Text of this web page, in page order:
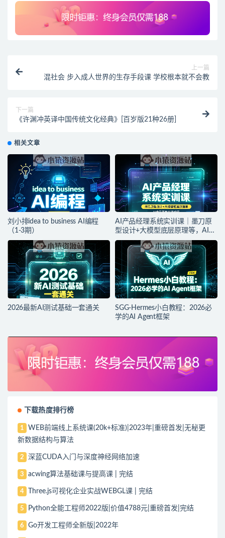
上一篇
混社会 步入成人世界的生存手段课 学校根本就不会教
下一篇
《许渊冲英译中国传统文化经典》[百岁版21种26册]
相关文章
刘小排idea to business AI编程
（1-3期）
AI产品经理系统实训课｜墨刀原
型设计+大模型底层原理等，AI产
品落地实战教程
2026最新AI测试基础一套通关
SGG-Hermes小白教程：2026必
学的AI Agent框架
下载热度排行榜
1
WEB前端线上系统课(20k+标准)|2023年|重磅首发|无秘更
新数据结构与算法
2 深蓝CUDA入门与深度神经网络加速
3 acwing算法基础课与提高课 | 完结
4 Three.js可视化企业实战WEBGL课 | 完结
5 Python全能工程师2022版|价值4788元|重磅首发|完结
6 Go开发工程师全新版|2022年